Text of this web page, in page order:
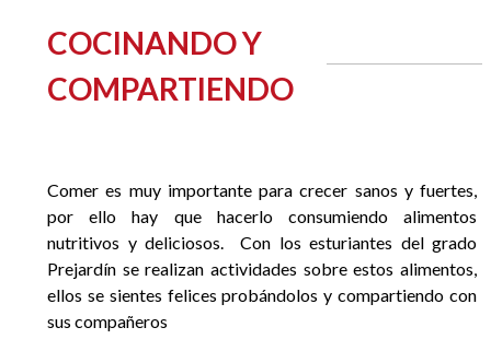
INICIO
SOBRE LTSM
EQUIPO
EGRESADOS
COCINANDO Y
COMPARTIENDO
Comer es muy importante para crecer sanos y fuertes,
por ello hay que hacerlo consumiendo alimentos
nutritivos y deliciosos. Con los esturiantes del grado
Prejardín se realizan actividades sobre estos alimentos,
ellos se sientes felices probándolos y compartiendo con
sus compañeros